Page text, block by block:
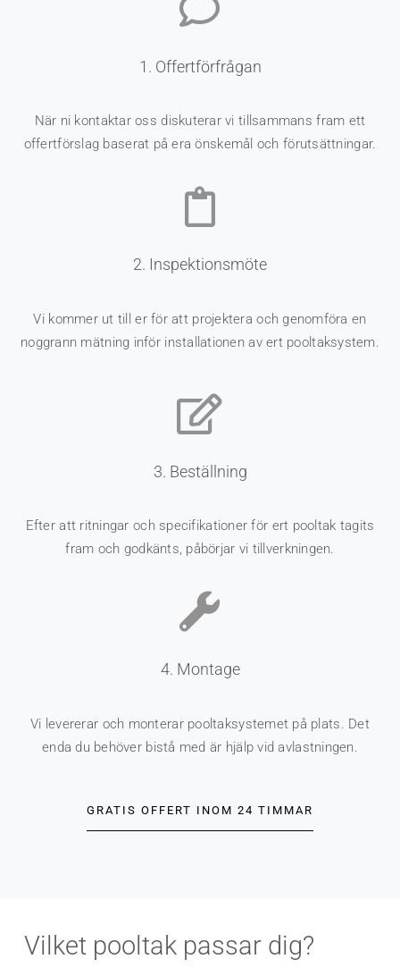
1. Offertförfrågan
När ni kontaktar oss diskuterar vi tillsammans fram ett
offertförslag baserat på era önskemål och förutsättningar.
2. Inspektionsmöte
Vi kommer ut till er för att projektera och genomföra en
noggrann mätning inför installationen av ert pooltaksystem.
3. Beställning
Efter att ritningar och specifikationer för ert pooltak tagits
fram och godkänts, påbörjar vi tillverkningen.
4. Montage
Vi levererar och monterar pooltaksystemet på plats. Det
enda du behöver bistå med är hjälp vid avlastningen.
GRATIS OFFERT INOM 24 TIMMAR
Vilket pooltak passar dig?